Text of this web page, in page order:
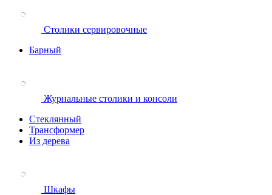
Столики сервировочные
Барный
Журнальные столики и консоли
Стеклянный
Трансформер
Из дерева
Шкафы